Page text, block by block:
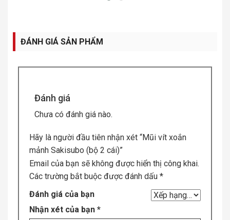
ĐÁNH GIÁ SẢN PHẨM
Đánh giá
Chưa có đánh giá nào.
Hãy là người đầu tiên nhận xét “Mũi vít xoắn
mảnh Sakisubo (bộ 2 cái)”
Email của bạn sẽ không được hiển thị công khai.
Các trường bắt buộc được đánh dấu *
Đánh giá của bạn
Nhận xét của bạn *